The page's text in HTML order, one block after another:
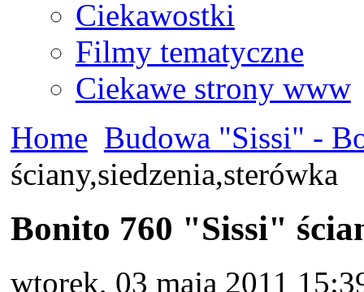
Ciekawostki
Filmy tematyczne
Ciekawe strony www
Home Budowa "Sissi" -
ściany,siedzenia,sterówka
Bonito 760 "Sissi"
wtorek, 03 maja 2011